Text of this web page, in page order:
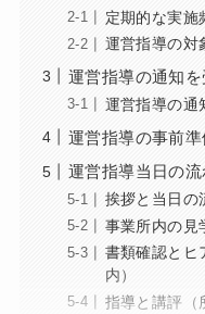
定期的な実施
運営指導の対
運営指導の通知を
運営指導の通
運営指導の事前準
運営指導当日の流
挨拶と当日の
事業所内の見
書類確認とヒ
内）
指導と講評（